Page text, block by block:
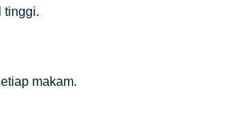
tinggi.
makam.